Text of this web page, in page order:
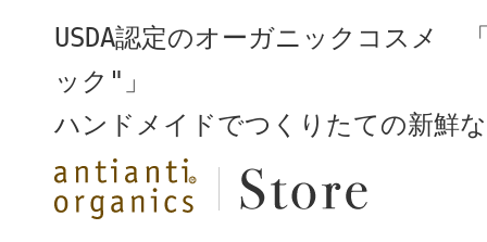
USDA認定のオーガニックコスメ
ック"」
ハンドメイドでつくりたての新鮮